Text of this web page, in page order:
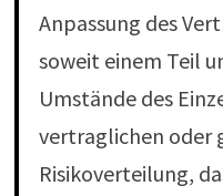
Anpassung des
soweit einem Teil
Umstände des
vertraglichen oder
Risikoverteilung,